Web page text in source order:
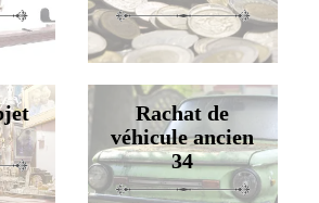
Rachat de
véhicule ancien
34